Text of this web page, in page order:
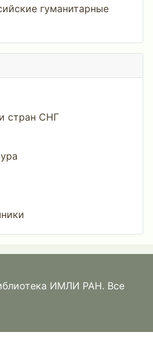
гуманитарные
стран СНГ
ИМЛИ РАН. Все